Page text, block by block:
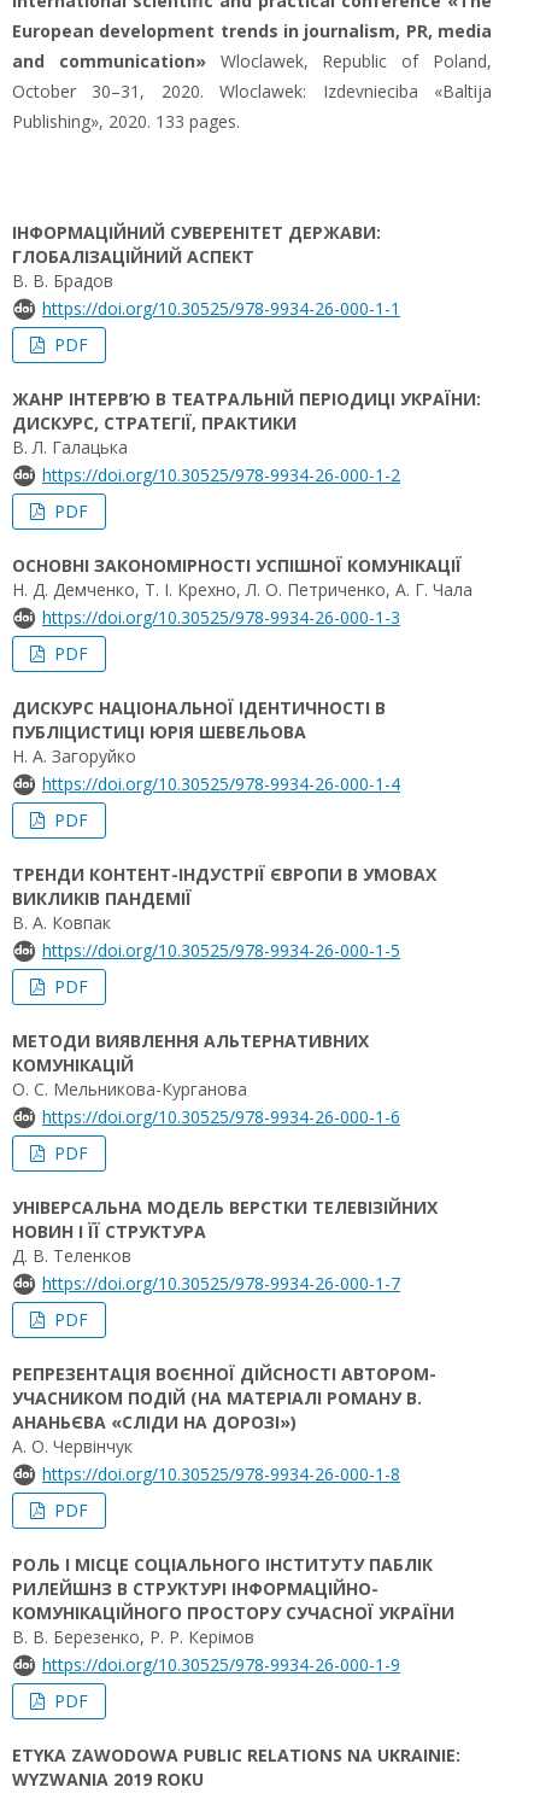
European development trends in journalism, PR, media
and communication»Wloclawek, Republic of Poland,
October 30–31, 2020. Wloclawek: Izdevnieciba «Baltija
Publishing», 2020. 133 pages.
ІНФОРМАЦІЙНИЙ СУВЕРЕНІТЕТ ДЕРЖАВИ:
ГЛОБАЛІЗАЦІЙНИЙ АСПЕКТ
В. В. Брадов
https://doi.org/10.30525/978-9934-26-000-1-1
PDF
ЖАНР ІНТЕРВ’Ю В ТЕАТРАЛЬНІЙ ПЕРІОДИЦІ УКРАЇНИ:
ДИСКУРС, СТРАТЕГІЇ, ПРАКТИКИ
В. Л. Галацька
https://doi.org/10.30525/978-9934-26-000-1-2
PDF
ОСНОВНІ ЗАКОНОМІРНОСТІ УСПІШНОЇ КОМУНІКАЦІЇ
Н. Д. Демченко, Т. І. Крехно, Л. О. Петриченко, А. Г. Чала
https://doi.org/10.30525/978-9934-26-000-1-3
PDF
ДИСКУРС НАЦІОНАЛЬНОЇ ІДЕНТИЧНОСТІ В
ПУБЛІЦИСТИЦІ ЮРІЯ ШЕВЕЛЬОВА
Н. А. Загоруйко
https://doi.org/10.30525/978-9934-26-000-1-4
PDF
ТРЕНДИ КОНТЕНТ-ІНДУСТРІЇ ЄВРОПИ В УМОВАХ
ВИКЛИКІВ ПАНДЕМІЇ
В. А. Ковпак
https://doi.org/10.30525/978-9934-26-000-1-5
PDF
МЕТОДИ ВИЯВЛЕННЯ АЛЬТЕРНАТИВНИХ
КОМУНІКАЦІЙ
О. С. Мельникова-Курганова
https://doi.org/10.30525/978-9934-26-000-1-6
PDF
УНІВЕРСАЛЬНА МОДЕЛЬ ВЕРСТКИ ТЕЛЕВІЗІЙНИХ
НОВИН І ЇЇ СТРУКТУРА
Д. В. Теленков
https://doi.org/10.30525/978-9934-26-000-1-7
PDF
РЕПРЕЗЕНТАЦІЯ ВОЄННОЇ ДІЙСНОСТІ АВТОРОМ-
УЧАСНИКОМ ПОДІЙ (НА МАТЕРІАЛІ РОМАНУ В.
АНАНЬЄВА «СЛІДИ НА ДОРОЗІ»)
А. О. Червінчук
https://doi.org/10.30525/978-9934-26-000-1-8
PDF
РОЛЬ І МІСЦЕ СОЦІАЛЬНОГО ІНСТИТУТУ ПАБЛІК
РИЛЕЙШНЗ В СТРУКТУРІ ІНФОРМАЦІЙНО-
КОМУНІКАЦІЙНОГО ПРОСТОРУ СУЧАСНОЇ УКРАЇНИ
В. В. Березенко, Р. Р. Керімов
https://doi.org/10.30525/978-9934-26-000-1-9
PDF
ETYKA ZAWODOWA PUBLIC RELATIONS NA UKRAINIE:
WYZWANIA 2019 ROKU